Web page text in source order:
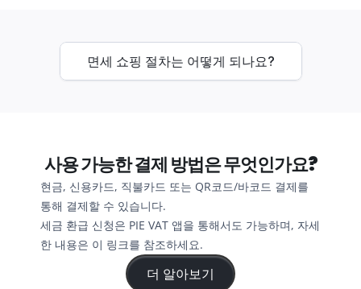
면세 쇼핑 절차는 어떻게 되나요?
사용 가능한 결제 방법은 무엇인가요?
현금, 신용카드, 직불카드 또는 QR코드/바코드 결제를
통해 결제할 수 있습니다.
세금 환급 신청은 PIE VAT 앱을 통해서도 가능하며, 자세
한 내용은 이 링크를 참조하세요.
더 알아보기